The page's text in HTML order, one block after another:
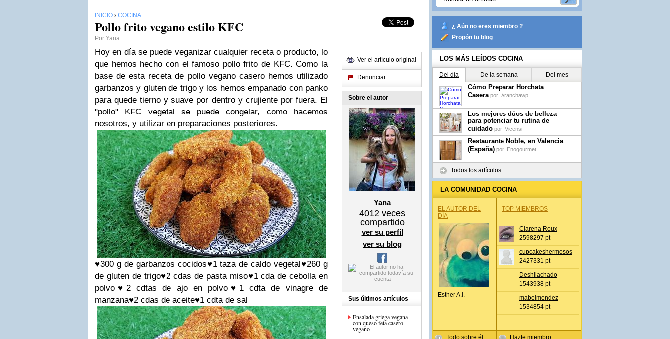
INICIO › COCINA
Pollo frito vegano estilo KFC
Por Yana
Hoy en día se puede veganizar cualquier receta o producto, lo
que hemos hecho con el famoso pollo frito de KFC. Como la
base de esta receta de pollo vegano casero hemos utilizado
garbanzos y gluten de trigo y los hemos empanado con panko
para quede tierno y suave por dentro y crujiente por fuera. El
"pollo" KFC vegetal se puede congelar, como hacemos
nosotros, y utilizar en preparaciones posteriores.
♥300 g de garbanzos cocidos♥1 taza de caldo vegetal♥260 g
de gluten de trigo♥2 cdas de pasta miso♥1 cda de cebolla en
polvo ♥ 2 cdtas de ajo en polvo ♥ 1 cdta de vinagre de
manzana♥2 cdas de aceite♥1 cdta de sal
Ver el artículo original
Denunciar
Sobre el autor
Yana
4012 veces
compartido
ver su perfil
ver su blog
Sus últimos artículos
Ensalada griega vegana
con queso feta casero
vegano
¿ Aún no eres miembro ?
Propón tu blog
LOS MÁS LEÍDOS COCINA
Del día De la semana Del mes
Cómo Preparar Horchata
Casera por Aranchawp
Los mejores dúos de belleza
para potenciar tu rutina de
cuidado por Vicensi
Restaurante Noble, en Valencia
(España) por Enogourmet
Todos los artículos
LA COMUNIDAD COCINA
EL AUTOR DEL
DÍA
Esther A.l.
Todo sobre él
TOP MIEMBROS
Clarena Roux
2598297 pt
cupcakeshermosos
2427331 pt
Deshilachado
1543938 pt
mabelmendez
1534854 pt
Hazte miembro